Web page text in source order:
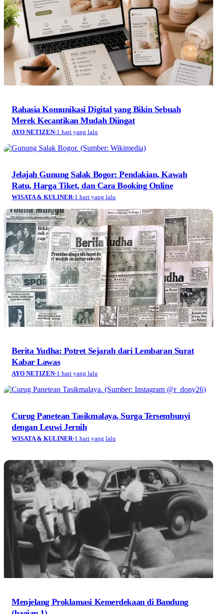
Rahasia Komunikasi Digital yang Bikin Sebuah
Merek Kecantikan Mudah Diingat
AYO NETIZEN·1 hari yang lalu
Jelajah Gunung Salak Bogor: Pendakian, Kawah
Ratu, Harga Tiket, dan Cara Booking Online
WISATA & KULINER·1 hari yang lalu
Berita Yudha: Potret Sejarah dari Lembaran Surat
Kabar Lawas
AYO NETIZEN·1 hari yang lalu
Curug Panetean Tasikmalaya, Surga Tersembunyi
dengan Leuwi Jernih
WISATA & KULINER·1 hari yang lalu
Menjelang Proklamasi Kemerdekaan di Bandung